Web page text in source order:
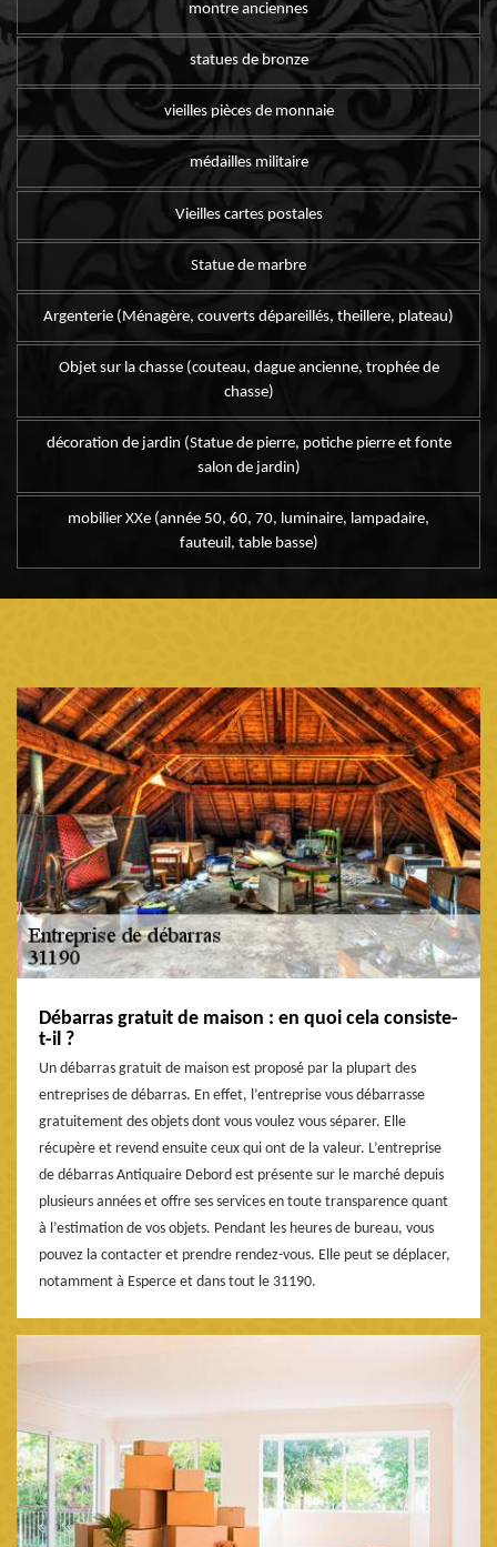
montre anciennes
statues de bronze
vieilles pièces de monnaie
médailles militaire
Vieilles cartes postales
Statue de marbre
Argenterie (Ménagère, couverts dépareillés, theillere, plateau)
Objet sur la chasse (couteau, dague ancienne, trophée de
chasse)
décoration de jardin (Statue de pierre, potiche pierre et fonte
salon de jardin)
mobilier XXe (année 50, 60, 70, luminaire, lampadaire,
fauteuil, table basse)
Débarras gratuit de maison : en quoi cela consiste-
t-il ?
Un débarras gratuit de maison est proposé par la plupart des
entreprises de débarras. En effet, l’entreprise vous débarrasse
gratuitement des objets dont vous voulez vous séparer. Elle
récupère et revend ensuite ceux qui ont de la valeur. L’entreprise
de débarras Antiquaire Debord est présente sur le marché depuis
plusieurs années et offre ses services en toute transparence quant
à l’estimation de vos objets. Pendant les heures de bureau, vous
pouvez la contacter et prendre rendez-vous. Elle peut se déplacer,
notamment à Esperce et dans tout le 31190.